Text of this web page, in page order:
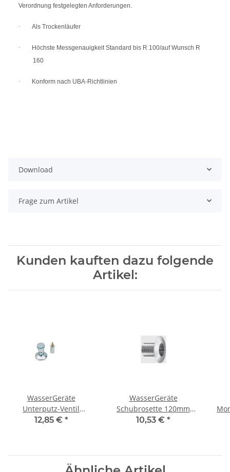
Verordnung festgelegten Anforderungen.
· Als Trockenläufer
·
Höchste Messgenauigkeit Standard bis R 100/auf Wunsch R
160
· Konform nach UBA-Richtlinien
Download
Frage zum Artikel
Kunden kauften dazu folgende
Artikel:
WasserGeräte
Unterputz-Ventil
Aufputzset 70 mm kalt
12,85 € *
WasserGeräte
Schubrosette 120mm
verchromt
10,53 € *